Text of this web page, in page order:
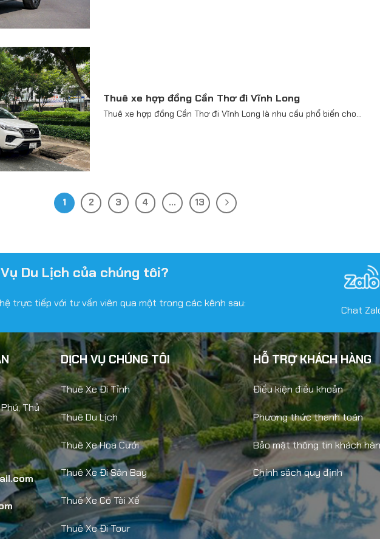
Thuê xe hợp đồng Cần Thơ đi Vĩnh Long
Thuê xe hợp đồng Cần Thơ đi Vĩnh Long là nhu cầu phổ biến cho...
1 2 3 4 … 13
Du Lịch của chúng tôi?
trực tiếp với tư vấn viên qua một trong các kênh sau:
Chat
Thủ
DỊCH VỤ CHÚNG TÔI
Thuê Xe Đi Tỉnh
Thuê Du Lịch
Thuê Xe Hoa Cưới
Thuê Xe Đi Sân Bay
Thuê Xe Có Tài Xế
Thuê Xe Đi Tour
HỖ TRỢ KHÁCH HÀNG
Điều kiện điều khoản
Phương thức thanh toán
Bảo mật thông tin khách
Chính sách quy định